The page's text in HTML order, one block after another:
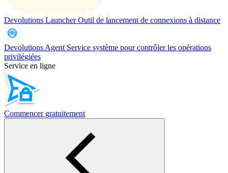
Devolutions Launcher Outil de lancement de connexions à distance
Devolutions Agent Service système pour contrôler les opérations
privilégiées
Service en ligne
Commencer gratuitement